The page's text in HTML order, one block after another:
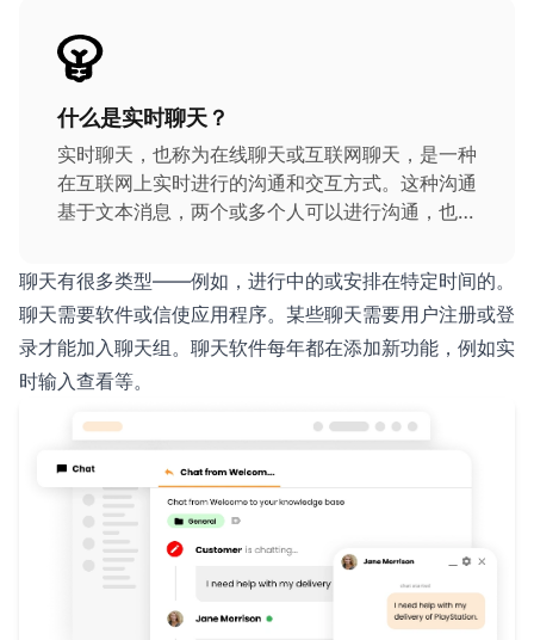
什么是实时聊天？
实时聊天，也称为在线聊天或互联网聊天，是一种
在互联网上实时进行的沟通和交互方式。这种沟通
基于文本消息，两个或多个人可以进行沟通，也可
聊天有很多类型——例如，进行中的或安排在特定时间的。
聊天需要软件或信使应用程序。某些聊天需要用户注册或登
录才能加入聊天组。聊天软件每年都在添加新功能，例如实
时输入查看等。